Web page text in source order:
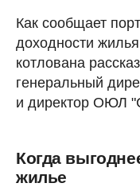
Как сообщает
доходности
котлована
генеральный
и директор ОЮЛ
Когда
жилье